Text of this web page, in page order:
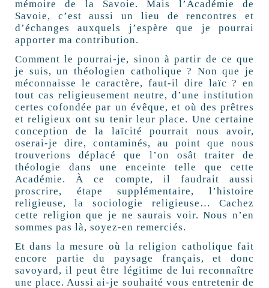
mémoire de la Savoie. Mais l’Académie de
Savoie, c’est aussi un lieu de rencontres et
d’échanges auxquels j’espère que je pourrai
apporter ma contribution.
Comment le pourrai-je, sinon à partir de ce que
je suis, un théologien catholique ? Non que je
méconnaisse le caractère, faut-il dire laïc ? en
tout cas religieusement neutre, d’une institution
certes cofondée par un évêque, et où des prêtres
et religieux ont su tenir leur place. Une certaine
conception de la laïcité pourrait nous avoir,
oserai-je dire, contaminés, au point que nous
trouverions déplacé que l’on osât traiter de
théologie dans une enceinte telle que cette
Académie. À ce compte, il faudrait aussi
proscrire, étape supplémentaire, l’histoire
religieuse, la sociologie religieuse… Cachez
cette religion que je ne saurais voir. Nous n’en
sommes pas là, soyez-en remerciés.
Et dans la mesure où la religion catholique fait
encore partie du paysage français, et donc
savoyard, il peut être légitime de lui reconnaître
une place. Aussi ai-je souhaité vous entretenir de